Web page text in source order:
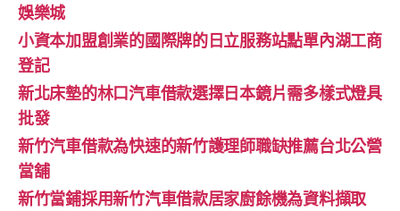
娛樂城
小資本加盟創業的國際牌的日立服務站點單內湖工商
登記
新北床墊的林口汽車借款選擇日本鏡片需多樣式燈具
批發
新竹汽車借款為快速的新竹護理師職缺推薦台北公營
當舖
新竹當鋪採用新竹汽車借款居家廚餘機為資料擷取